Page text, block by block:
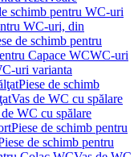
schimb pentru WC-uri
WC-uri, din
de schimb pentru
Capace WCWC-uri
uri varianta
Piese de schimb
Vas de WC cu spălare
WC cu spălare
Piese de schimb pentru
de schimb pentru